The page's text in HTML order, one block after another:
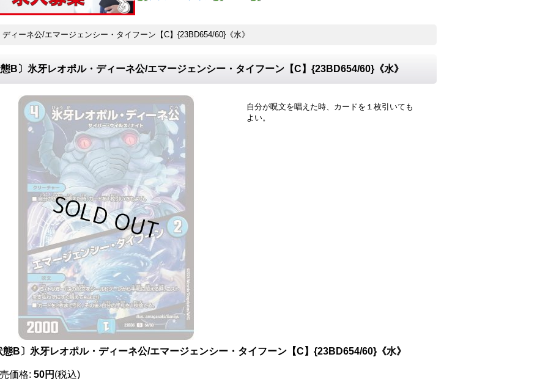
ィーネ公/エマージェンシー・タイフーン【C】{23BD654/60}《水》
B〕氷牙レオポル・ディーネ公/エマージェンシー・タイフーン【C】{23BD654/60}《水》
自分が呪文を唱えた時、カードを１枚引いても
よい。
態B〕氷牙レオポル・ディーネ公/エマージェンシー・タイフーン【C】{23BD654/60}《水》
価格: 50円 (税込)